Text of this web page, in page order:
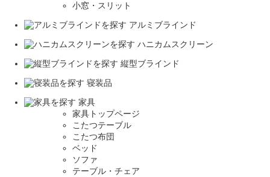
小窓・スリット
アルミブラインド
ハニカムスクリーン
縦型ブラインド
寝装品
家具
家具トップページ
こたつテーブル
こたつ布団
ベッド
ソファ
テーブル・チェア